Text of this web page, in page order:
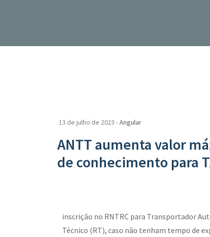
13 de julho de 2023 -Angular
ANTT aumenta valor
de conhecimento para
inscrição no RNTRC para Transportador
Técnico (RT), caso não tenham tempo de